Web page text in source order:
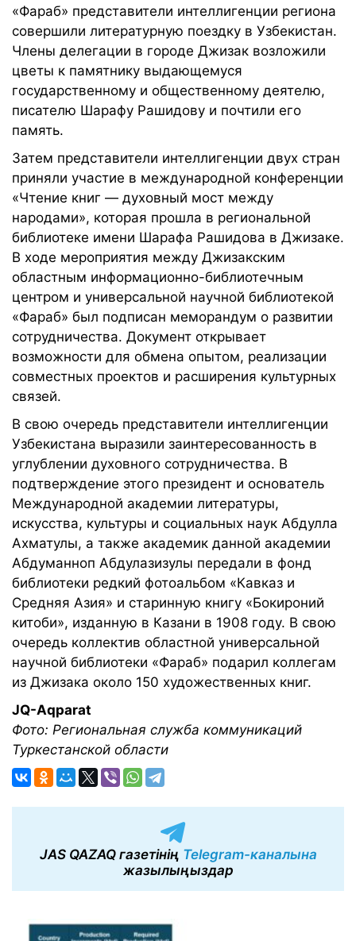
«Фараб» представители интеллигенции региона
совершили литературную поездку в Узбекистан.
Члены делегации в городе Джизак возложили
цветы к памятнику выдающемуся
государственному и общественному деятелю,
писателю Шарафу Рашидову и почтили его
память.
Затем представители интеллигенции двух стран
приняли участие в международной конференции
«Чтение книг — духовный мост между
народами», которая прошла в региональной
библиотеке имени Шарафа Рашидова в Джизаке.
В ходе мероприятия между Джизакским
областным информационно-библиотечным
центром и универсальной научной библиотекой
«Фараб» был подписан меморандум о развитии
сотрудничества. Документ открывает
возможности для обмена опытом, реализации
совместных проектов и расширения культурных
связей.
В свою очередь представители интеллигенции
Узбекистана выразили заинтересованность в
углублении духовного сотрудничества. В
подтверждение этого президент и основатель
Международной академии литературы,
искусства, культуры и социальных наук Абдулла
Ахматулы, а также академик данной академии
Абдуманноп Абдулазизулы передали в фонд
библиотеки редкий фотоальбом «Кавказ и
Средняя Азия» и старинную книгу «Бокироний
китоби», изданную в Казани в 1908 году. В свою
очередь коллектив областной универсальной
научной библиотеки «Фараб» подарил коллегам
из Джизака около 150 художественных книг.
JQ-Aqparat
Фото: Региональная служба коммуникаций
Туркестанской области
JAS QAZAQ газетінің Telegram-каналына
жазылыңыздар